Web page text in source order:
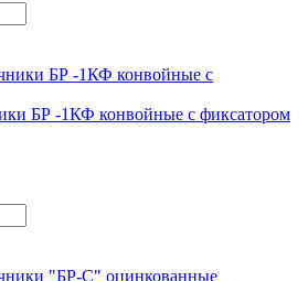
БР -1КФ конвойные с фиксатором